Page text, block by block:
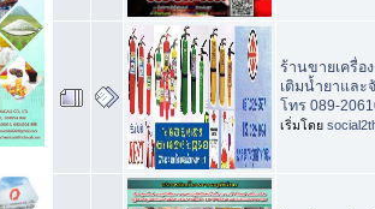
ร้านขายเครื่อ
เติมน้ำยาและ
โทร 089-
เริ่มโดย